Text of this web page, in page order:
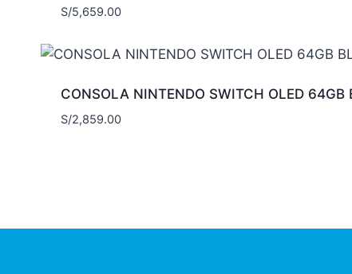
S/5,659.00
CONSOLA NINTENDO SWITCH OLED 64GB
S/2,859.00